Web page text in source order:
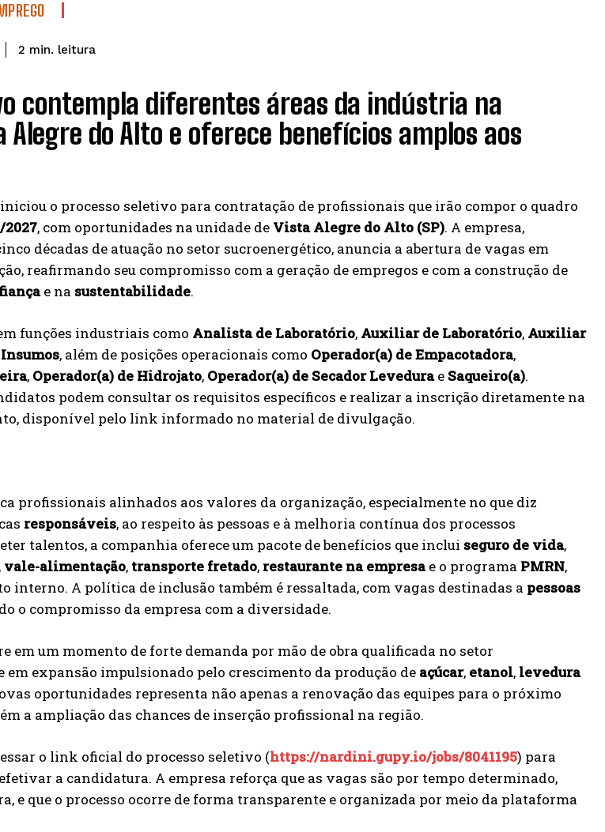
2 min. leitura
contempla diferentes áreas da indústria na
Alegre do Alto e oferece benefícios amplos aos
o processo seletivo para contratação de profissionais que irão compor o quadro
2027, com oportunidades na unidade de Vista Alegre do Alto (SP). A empresa,
décadas de atuação no setor sucroenergético, anuncia a abertura de vagas em
reafirmando seu compromisso com a geração de empregos e com a construção de
e na sustentabilidade.
funções industriais como Analista de Laboratório, Auxiliar de Laboratório, Auxiliar
, além de posições operacionais como Operador(a) de Empacotadora,
, Operador(a) de Hidrojato, Operador(a) de Secador Levedurae Saqueiro(a).
podem consultar os requisitos específicos e realizar a inscrição diretamente na
disponível pelo link informado no material de divulgação.
profissionais alinhados aos valores da organização, especialmente no que diz
responsáveis, ao respeito às pessoas e à melhoria contínua dos processos
talentos, a companhia oferece um pacote de benefícios que inclui seguro de vida,
vale-alimentação, transporte fretado, restaurante na empresae o programa PMRN,
interno. A política de inclusão também é ressaltada, com vagas destinadas a pessoas
o compromisso da empresa com a diversidade.
em um momento de forte demanda por mão de obra qualificada no setor
em expansão impulsionado pelo crescimento da produção de açúcar, etanol, levedura
oportunidades representa não apenas a renovação das equipes para o próximo
a ampliação das chances de inserção profissional na região.
o link oficial do processo seletivo (https://nardini.gupy.io/jobs/8041195) para
a candidatura. A empresa reforça que as vagas são por tempo determinado,
e que o processo ocorre de forma transparente e organizada por meio da plataforma